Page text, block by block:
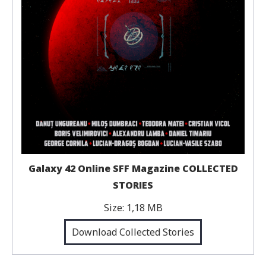
Galaxy 42 Online SFF Magazine COLLECTED
STORIES
Size: 1,18 MB
Download Collected Stories